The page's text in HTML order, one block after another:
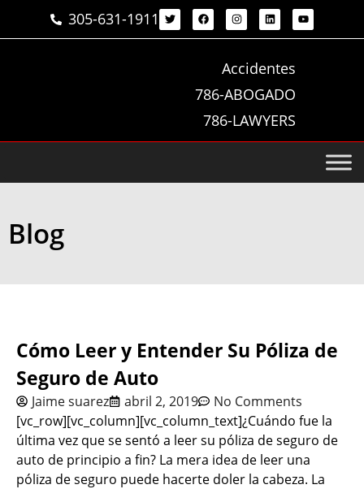
305-631-1911
Accidentes
786-ABOGADO
786-LAWYERS
Blog
Cómo Leer y Entender Su Póliza de
Seguro de Auto
Jaime suarez abril 2, 2019
No Comments
[vc_row][vc_column][vc_column_text]¿Cuándo fue la
última vez que se sentó a leer su póliza de seguro de
auto de principio a fin? La mera idea de leer una
póliza de seguro puede hacerte doler la cabeza. La